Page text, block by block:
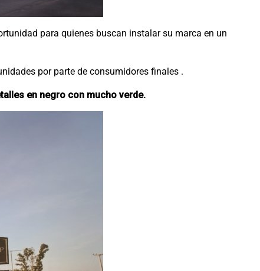
para quienes buscan instalar su marca en un
por parte de consumidores finales .
en negro con mucho verde.